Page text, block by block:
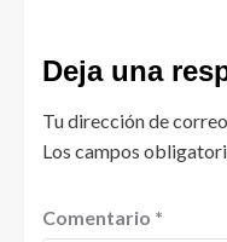
Deja una
Tu dirección de
Los campos
Comentario *